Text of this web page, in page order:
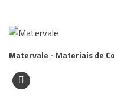
Matervale - Materiais de